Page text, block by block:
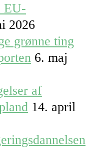
EU-
2026
grønne ting
6. maj
af
14. april